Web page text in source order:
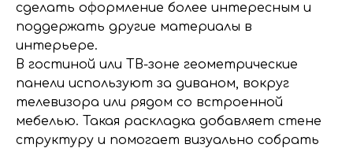
сделать оформление более интересным и
поддержать другие материалы в
интерьере.
В гостиной или ТВ-зоне геометрические
панели используют за диваном, вокруг
телевизора или рядом со встроенной
мебелью. Такая раскладка добавляет стене
структуру и помогает визуально собрать